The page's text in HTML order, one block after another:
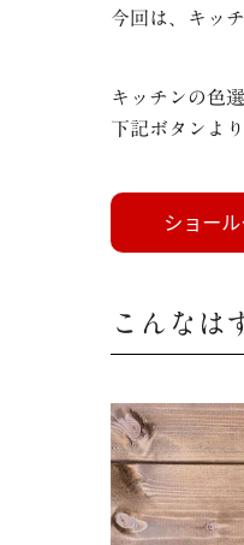
今回は、キッ
キッチンの色
下記ボタンよ
こんなは